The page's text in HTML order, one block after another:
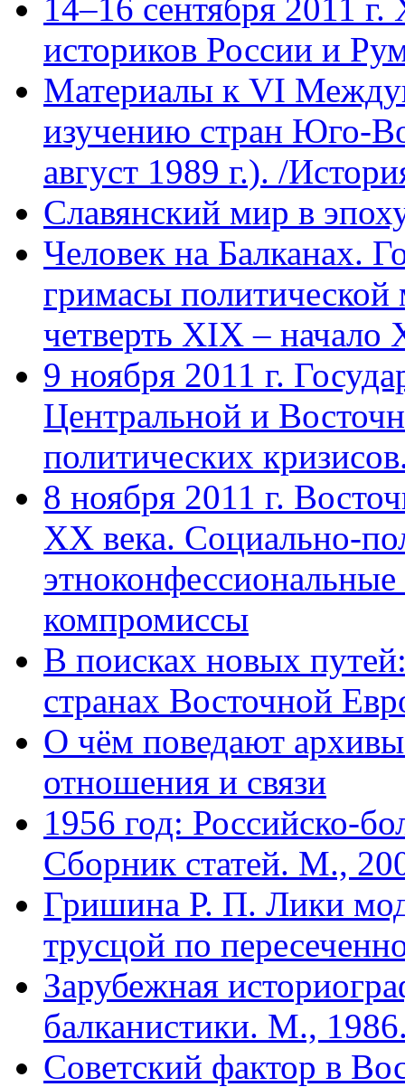
14–16 сентября 2011
историков России и
Материалы к VI
изучению стран Юго-
август 1989 г.). /
Славянский мир в
Человек на Балканах.
гримасы политической
четверть XIX –
9 ноября 2011 г.
Центральной и
политических
8 ноября 2011 г.
ХХ века. Социально-
компромиссы
В поисках новых
странах Восточной
О чём поведают
отношения и связи
1956 год: Российско-
Сборник статей. М.,
Гришина Р. П. Лики
трусцой по
Зарубежная
балканистики. М.,
Советский фактор в